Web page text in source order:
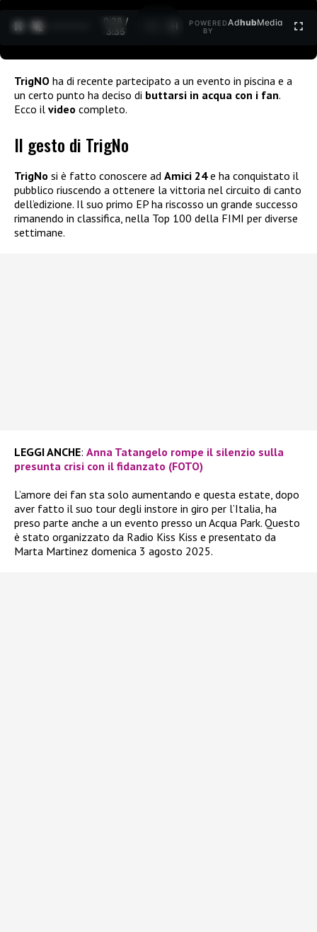
0:30 /
3:35
POWERED
BY
AdhubMedia
TrigNO ha di recente partecipato a un evento in piscina e a
un certo punto ha deciso di buttarsi in acqua con i fan.
Ecco il video completo.
Il gesto di TrigNo
TrigNo si è fatto conoscere ad Amici 24e ha conquistato il
pubblico riuscendo a ottenere la vittoria nel circuito di canto
dell’edizione. Il suo primo EP ha riscosso un grande successo
rimanendo in classifica, nella Top 100 della FIMI per diverse
settimane.
LEGGI ANCHE: Anna Tatangelo rompe il silenzio sulla
presunta crisi con il fidanzato (FOTO)
L’amore dei fan sta solo aumentando e questa estate, dopo
aver fatto il suo tour degli instore in giro per l’Italia, ha
preso parte anche a un evento presso un Acqua Park. Questo
è stato organizzato da Radio Kiss Kiss e presentato da
Marta Martinez domenica 3 agosto 2025.